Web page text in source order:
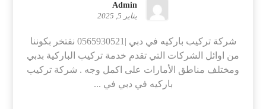
Admin
يناير 5, 2025
شركة تركيب باركيه في دبي |0565930521 نفتخر بكوننا
من اوائل الشركات التي تقدم خدمة تركيب الباركية بدبي
ومختلف مناطق الأمارات على اكمل وجه . شركة تركيب
باركيه في دبي في ...